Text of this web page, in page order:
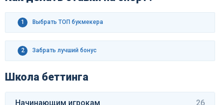
1 Выбрать ТОП букмекера
2 Забрать лучший бонус
Школа беттинга
Начинающим игрокам 26